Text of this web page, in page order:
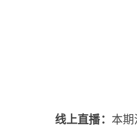
线上直播： 本